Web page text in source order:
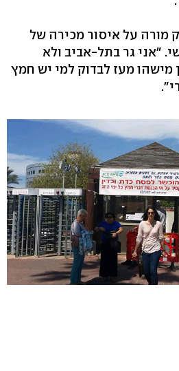
מורה על איסור מכירה של
"אני גר בתל-אביב ולא
מישהו מעז לבדוק למי יש חמץ